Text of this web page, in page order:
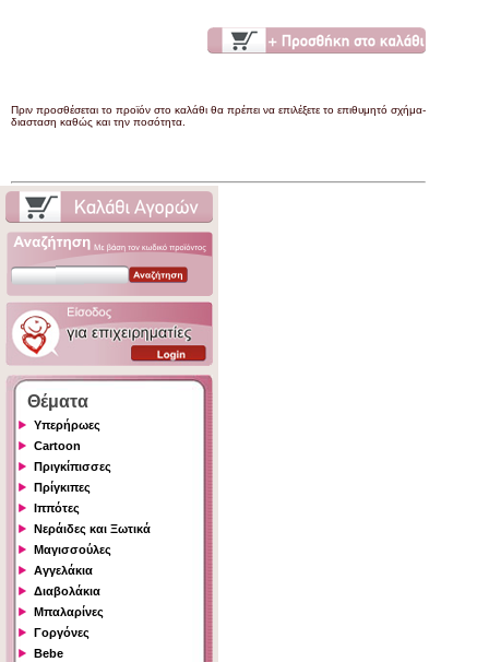
Πριν προσθέσεται το προϊόν στο καλάθι θα πρέπει να επιλέξετε το επιθυμητό σχήμα-
διασταση καθώς και την ποσότητα.
Θέματα
Υπερήρωες
Cartoon
Πριγκίπισσες
Πρίγκιπες
Ιππότες
Νεράιδες και Ξωτικά
Μαγισσούλες
Αγγελάκια
Διαβολάκια
Μπαλαρίνες
Γοργόνες
Bebe